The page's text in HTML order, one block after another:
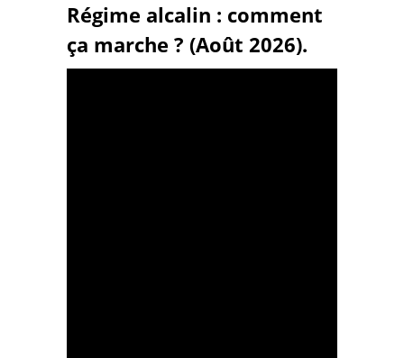
Régime alcalin : comment
ça marche ? (Août 2026).